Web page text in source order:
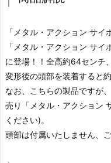
「メタル・アクション サイ
「メタル・アクション サ
に登場！！全高約64センチ
変形後の頭部を装着すると
なお、こちらの製品ですが
売り「メタル・アクション
ください)。
頭部は付属いたしません、